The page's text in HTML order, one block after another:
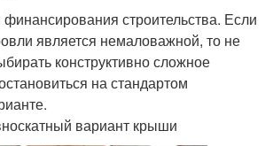
строительства. Если
является немаловажной, то не
конструктивно сложное
на стандартом
вариант крыши